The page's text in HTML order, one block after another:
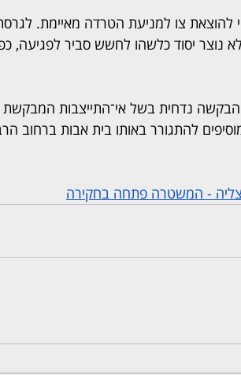
להוצאת צו למניעת הטרדה מאיימת.
נוצר יסוד כלשהו לחשש סביר לפגיעה,
נדחית בשל אי־התייצבות המבקשת
- המשטרה פתחה בחקירה